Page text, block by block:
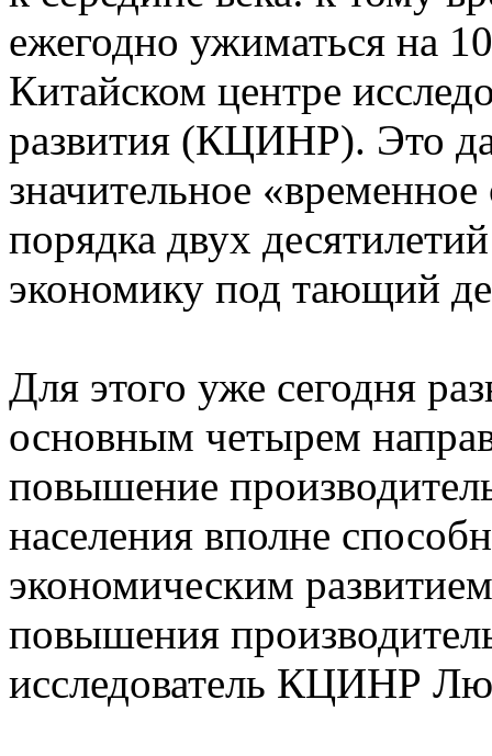
ежегодно ужиматься на
Китайском центре
развития (КЦИНР). Это
значительное
порядка двух
экономику под тающий
Для этого уже сегодня
основным четырем
повышение
населения вполне
экономическим
повышения
исследователь КЦИНР